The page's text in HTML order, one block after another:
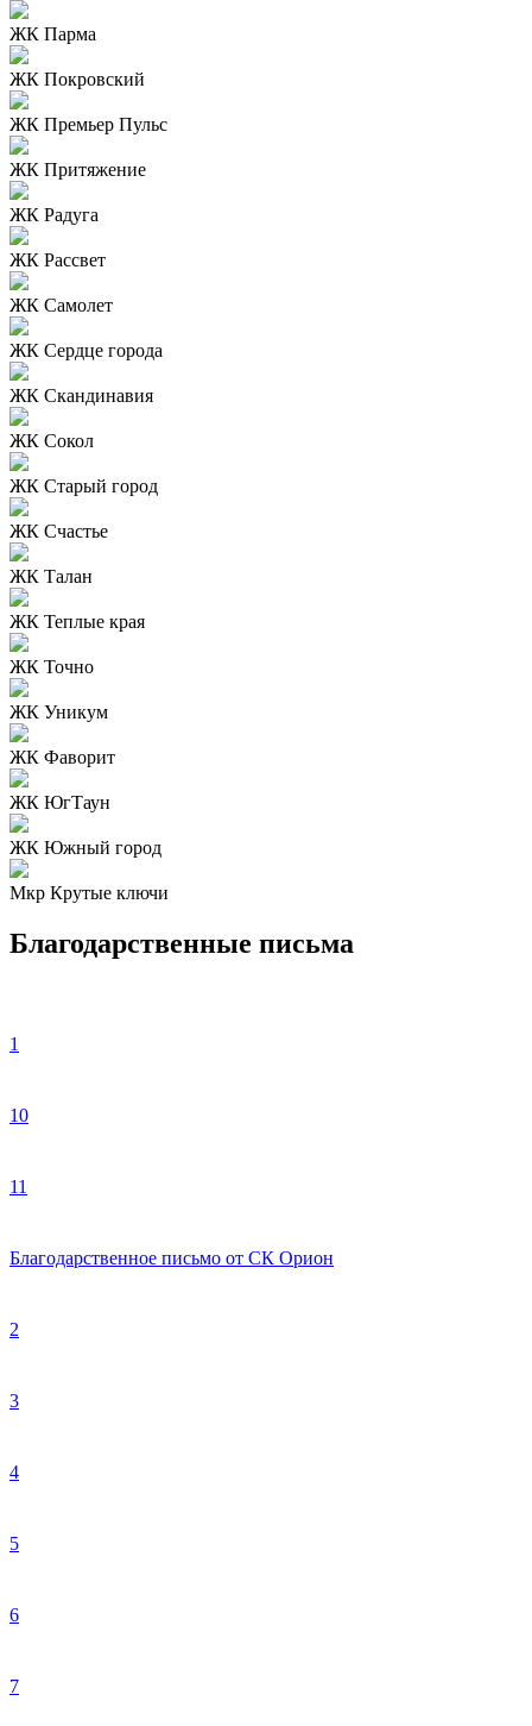
ЖК Парма
ЖК Покровский
ЖК Премьер Пульс
ЖК Притяжение
ЖК Радуга
ЖК Рассвет
ЖК Самолет
ЖК Сердце города
ЖК Скандинавия
ЖК Сокол
ЖК Старый город
ЖК Счастье
ЖК Талан
ЖК Теплые края
ЖК Точно
ЖК Уникум
ЖК Фаворит
ЖК ЮгТаун
ЖК Южный город
Мкр Крутые ключи
Благодарственные письма
1
10
11
Благодарственное письмо от СК Орион
2
3
4
5
6
7